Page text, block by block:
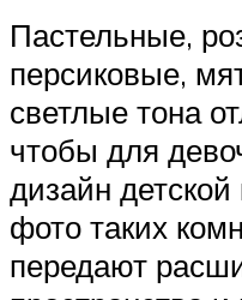
Пастельные,
персиковые,
светлые тона
чтобы для
дизайн
фото таких
передают